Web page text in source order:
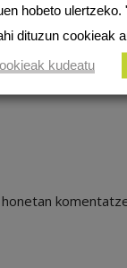
hobeto
dituzun cookieak
kudeatu